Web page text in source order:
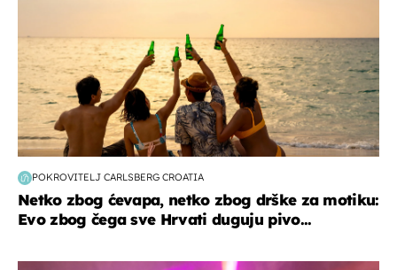
POKROVITELJ CARLSBERG CROATIA
Netko zbog ćevapa, netko zbog drške za motiku:
Evo zbog čega sve Hrvati duguju pivo...